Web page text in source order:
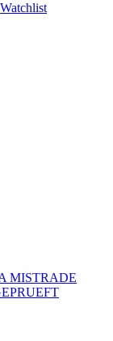
Watchlist
MISTRADE